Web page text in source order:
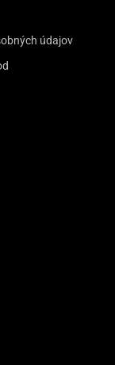
údajov